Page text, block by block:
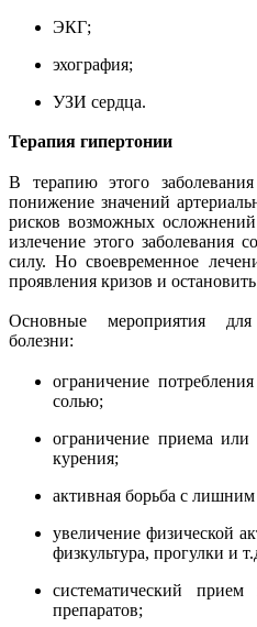
ЭКГ;
эхография;
УЗИ сердца.
Терапия гипертонии
В терапию этого
понижение значений
рисков возможных
излечение этого заболевания
силу. Но своевременное
проявления кризов и
Основные мероприятия для
болезни:
ограничение
солью;
ограничение приема
курения;
активная борьба с
увеличение физической
физкультура, прогулки и
систематический прием
препаратов;